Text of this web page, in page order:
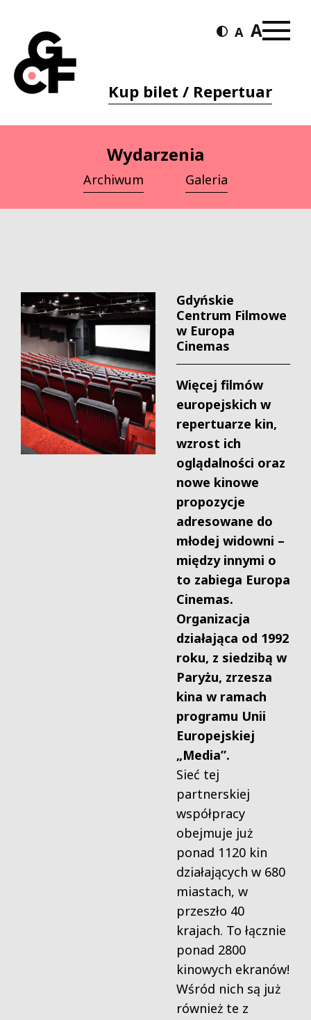
Kup bilet / Repertuar
Wydarzenia
Archiwum Galeria
Gdyńskie
Centrum Filmowe
w Europa
Cinemas
Więcej filmów
europejskich w
repertuarze kin,
wzrost ich
oglądalności oraz
nowe kinowe
propozycje
adresowane do
młodej widowni –
między innymi o
to zabiega Europa
Cinemas.
Organizacja
działająca od 1992
roku, z siedzibą w
Paryżu, zrzesza
kina w ramach
programu Unii
Europejskiej
„Media”.
Sieć tej
partnerskiej
współpracy
obejmuje już
ponad 1120 kin
działających w 680
miastach, w
przeszło 40
krajach. To łącznie
ponad 2800
kinowych ekranów!
Wśród nich są już
również te z